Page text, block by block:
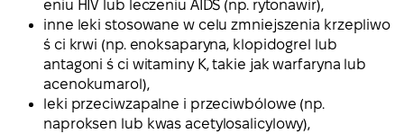
eniu HIV lub leczeniu AIDS (np. rytonawir),
inne leki stosowane w celu zmniejszenia krzepliwo
ś ci krwi (np. enoksaparyna, klopidogrel lub
antagoni ś ci witaminy K, takie jak warfaryna lub
acenokumarol),
leki przeciwzapalne i przeciwbólowe (np.
naproksen lub kwas acetylosalicylowy),